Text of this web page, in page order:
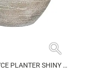
search
КАШПО JOYCE PLANTER SHINY OLIVE